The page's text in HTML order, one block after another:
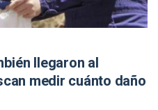
llegaron al
medir cuánto daño